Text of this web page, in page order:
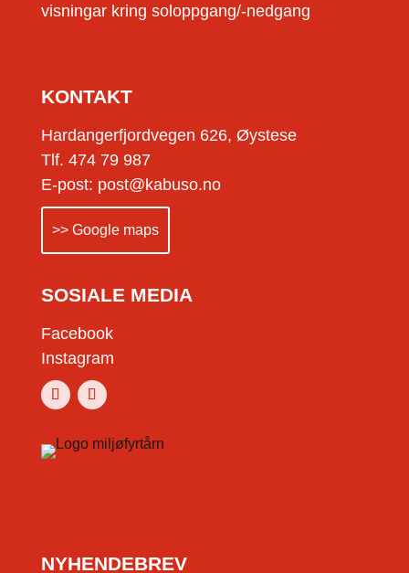
visningar kring soloppgang/-nedgang
KONTAKT
Hardangerfjordvegen 626, Øystese
Tlf. 474 79 987
E-post: post@kabuso.no
>> Google maps
SOSIALE MEDIA
Facebook
Instagram
NYHENDEBREV